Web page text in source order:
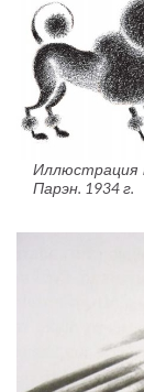
Иллюстрация
Парэн. 1934 г.